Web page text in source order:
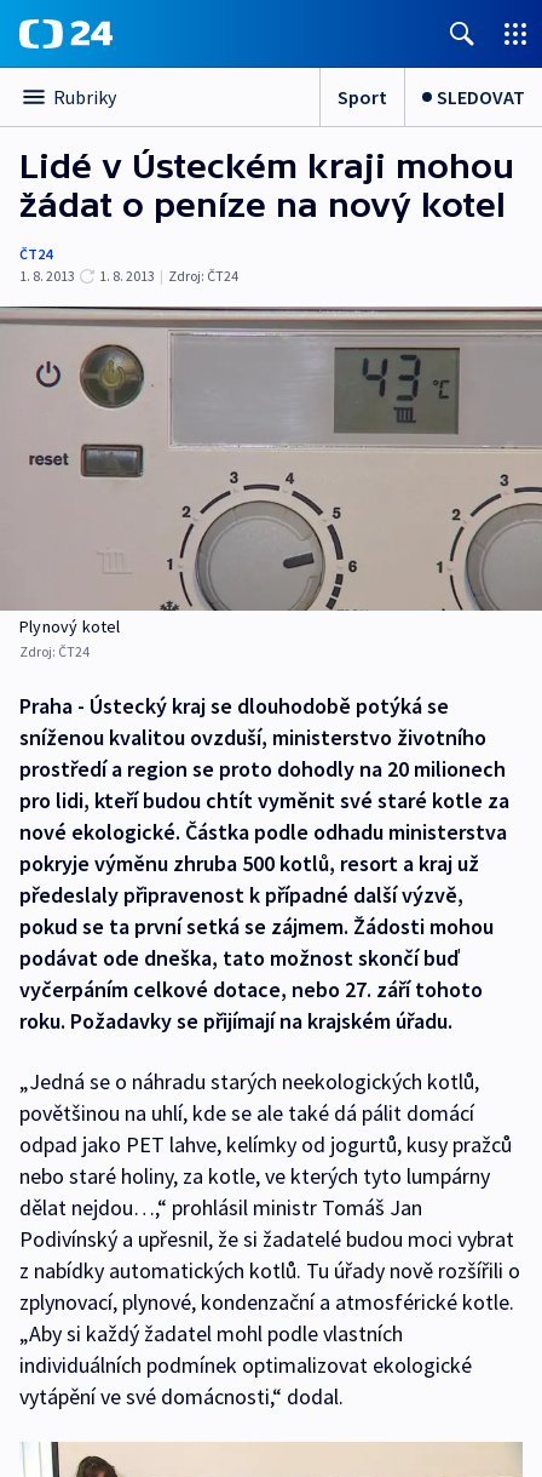
Rubriky Sport SLEDOVAT
Lidé v Ústeckém kraji mohou
žádat o peníze na nový kotel
ČT24
1. 8. 2013
1. 8. 2013 | Zdroj: ČT24
Plynový kotel
Zdroj: ČT24
Praha - Ústecký kraj se dlouhodobě potýká se
sníženou kvalitou ovzduší, ministerstvo životního
prostředí a region se proto dohodly na 20 milionech
pro lidi, kteří budou chtít vyměnit své staré kotle za
nové ekologické. Částka podle odhadu ministerstva
pokryje výměnu zhruba 500 kotlů, resort a kraj už
předeslaly připravenost k případné další výzvě,
pokud se ta první setká se zájmem. Žádosti mohou
podávat ode dneška, tato možnost skončí buď
vyčerpáním celkové dotace, nebo 27. září tohoto
roku. Požadavky se přijímají na krajském úřadu.
„Jedná se o náhradu starých neekologických kotlů,
povětšinou na uhlí, kde se ale také dá pálit domácí
odpad jako PET lahve, kelímky od jogurtů, kusy pražců
nebo staré holiny, za kotle, ve kterých tyto lumpárny
dělat nejdou…,“ prohlásil ministr Tomáš Jan
Podivínský a upřesnil, že si žadatelé budou moci vybrat
z nabídky automatických kotlů. Tu úřady nově rozšířili o
zplynovací, plynové, kondenzační a atmosférické kotle.
„Aby si každý žadatel mohl podle vlastních
individuálních podmínek optimalizovat ekologické
vytápění ve své domácnosti,“ dodal.